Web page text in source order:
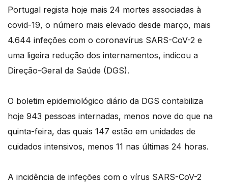
Portugal regista hoje mais 24 mortes associadas à
covid-19, o número mais elevado desde março, mais
4.644 infeções com o coronavírus SARS-CoV-2 e
uma ligeira redução dos internamentos, indicou a
Direção-Geral da Saúde (DGS).
O boletim epidemiológico diário da DGS contabiliza
hoje 943 pessoas internadas, menos nove do que na
quinta-feira, das quais 147 estão em unidades de
cuidados intensivos, menos 11 nas últimas 24 horas.
A incidência de infeções com o vírus SARS-CoV-2